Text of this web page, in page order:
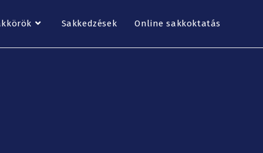
Sakkedzések Online sakkoktatás